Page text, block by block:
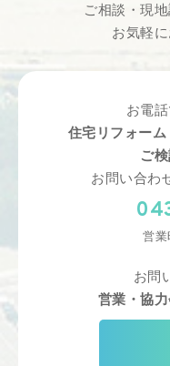
ご相談・現
お気軽
お電
住宅リフォー
ご
お問い合わ
営
お問
営業・協